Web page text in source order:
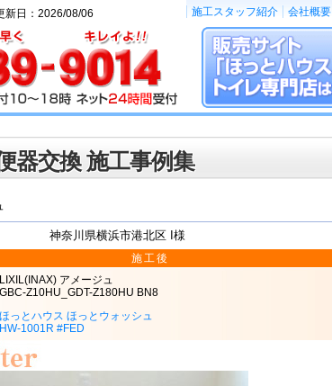
器交換 施工事例集
神奈川県横浜市港北区 I様
施工後
LIXIL(INAX) アメージュ
GBC-Z10HU_GDT-Z180HU BN8
ほっとハウス ほっとウォッシュ
HW-1001R #FED
新日：2026/08/06 施工スタッフ紹介 会社概要